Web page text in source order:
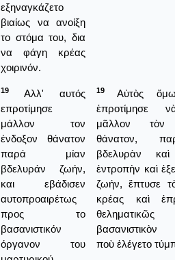
εξηναγκάζετο
βιαίως να ανοίξη
το στόμα του, δια
να φάγη κρέας
χοιρινόν.
19
Αλλ' αυτός
επροτίμησε
μάλλον τον
ένδοξον θάνατον
παρά μίαν
βδελυράν ζωήν,
και εβάδισεν
αυτοπροαιρέτως
προς το
βασανιστικόν
όργανον του
19
Αὐτὸς
ἐπροτίμησε
μᾶλλον τὸν
θάνατον,
βδελυρὰν καὶ
ἐντροπὴν καὶ
ζωήν, ἔπτυσε
κρέας καὶ
βασανιστικὸν
ποὺ ἐλέγετο